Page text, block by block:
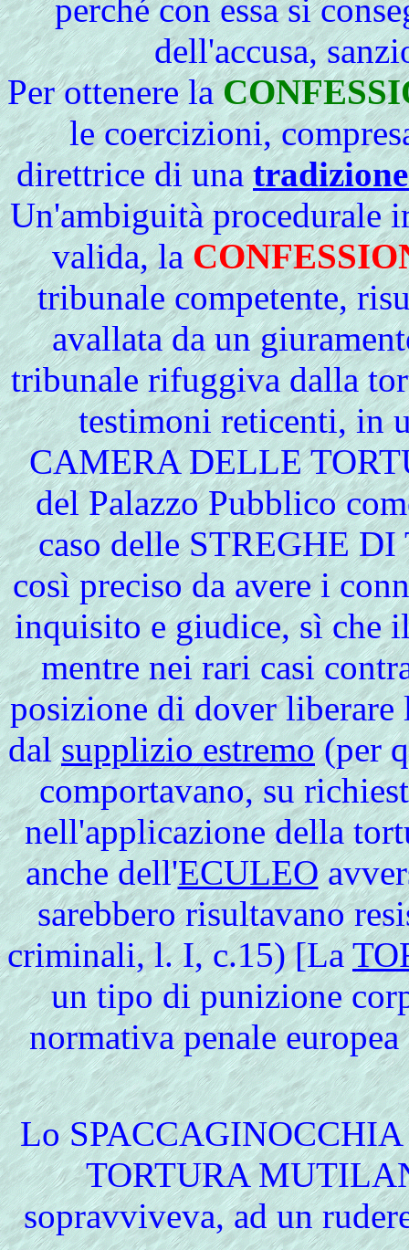
perché con essa si
dell'accusa,
Perottenere la
le coercizioni,
direttrice di una
Un'ambiguità procedurale
valida, la
tribunale competente,
avallata da un
tribunale rifuggivadalla
testimoni reticenti, in
CAMERA DELLE
del Palazzo Pubblico
caso delle STREGHE
così preciso da avere i
inquisito e giudice, sì che
mentre nei rari casi
posizione di dover
dalsupplizio estremo(per
comportavano, su
nell'applicazione della
anche dell'ECULEO
sarebbero risultavano
criminali, l. I, c.15) [La
un tipo di punizione
normativa penale
LoSPACCAGINOCCHIA
TORTURA
sopravviveva, ad un